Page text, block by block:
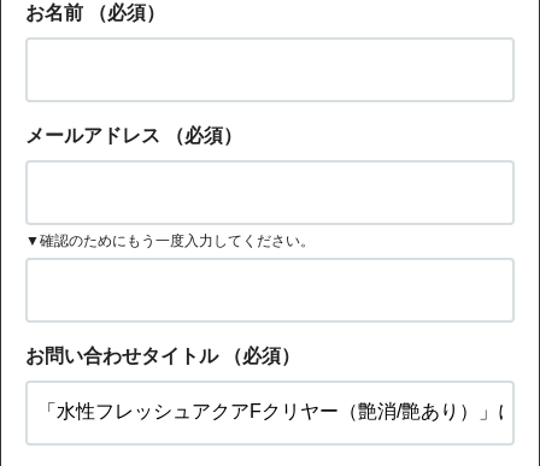
お名前 （必須）
メールアドレス （必須）
▼確認のためにもう一度入力してください。
お問い合わせタイトル （必須）